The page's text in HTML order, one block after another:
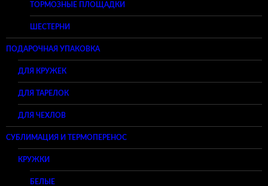
ТОРМОЗНЫЕ ПЛОЩАДКИ
ШЕСТЕРНИ
ПОДАРОЧНАЯ УПАКОВКА
ДЛЯ КРУЖЕК
ДЛЯ ТАРЕЛОК
ДЛЯ ЧЕХЛОВ
СУБЛИМАЦИЯ И ТЕРМОПЕРЕНОС
КРУЖКИ
БЕЛЫЕ